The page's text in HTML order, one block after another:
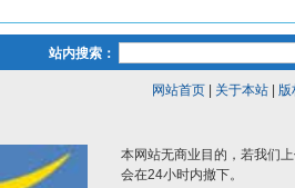
站内搜索：
网站首页| 关于本站| 版
本网站无商业目的，若我们
会在24小时内撤下。